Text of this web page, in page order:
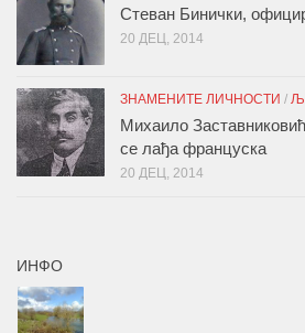
Стеван Бинички,
20 ДЕЦ, 2014
ЗНАМЕНИТЕ ЛИЧНОСТИ /
Михаило
се лађа француска
20 ДЕЦ, 2014
ИНФО